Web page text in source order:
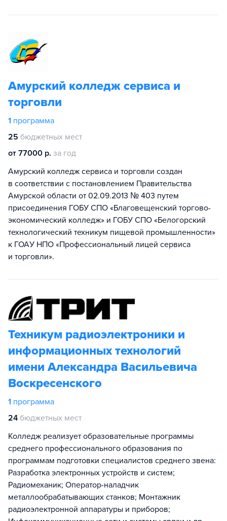
Амурский колледж сервиса и
торговли
1 программа
25 бюджетных мест
от 77000 р. за год
Амурский колледж сервиса и торговли создан
в соответствии с постановлением Правительства
Амурской области от 02.09.2013 № 403 путем
присоединения ГОБУ СПО «Благовещенский торгово-
экономический колледж» и ГОБУ СПО «Белогорский
технологический техникум пищевой промышленности»
к ГОАУ НПО «Профессиональный лицей сервиса
и торговли».
Техникум радиоэлектроники и
информационных технологий
имени Александра Васильевича
Воскресенского
1 программа
24 бюджетных мест
Колледж реализует образовательные программы
среднего профессионального образования по
программам подготовки специалистов среднего звена:
Разработка электронных устройств и систем;
Радиомеханик; Оператор-наладчик
металлообрабатывающих станков; Монтажник
радиоэлектронной аппаратуры и приборов;